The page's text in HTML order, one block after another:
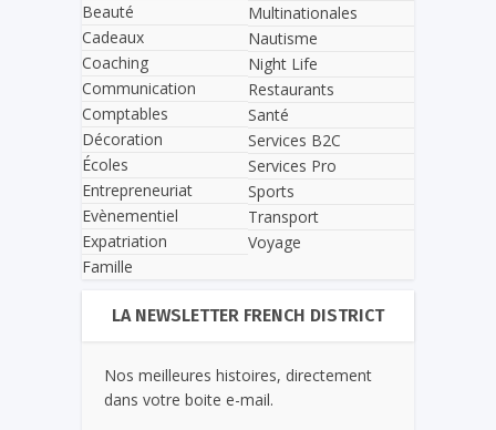
Beauté
Cadeaux
Coaching
Communication
Comptables
Décoration
Écoles
Entrepreneuriat
Evènementiel
Expatriation
Famille
Multinationales
Nautisme
Night Life
Restaurants
Santé
Services B2C
Services Pro
Sports
Transport
Voyage
LA NEWSLETTER FRENCH DISTRICT
Nos meilleures histoires, directement
dans votre boite e-mail.